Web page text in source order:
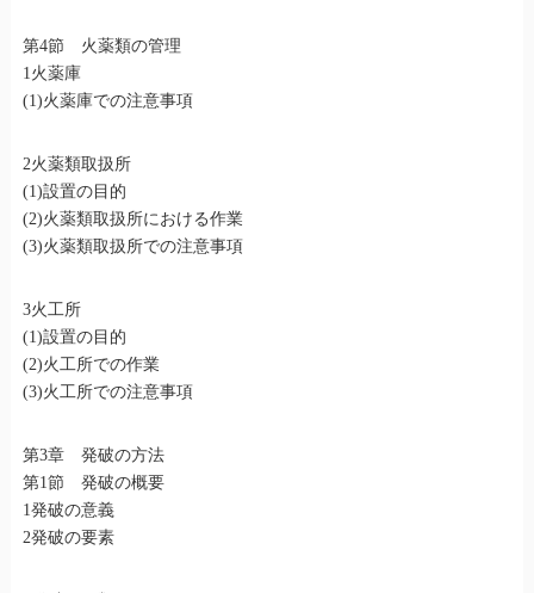
第4節 火薬類の管理
1火薬庫
(1)火薬庫での注意事項
2火薬類取扱所
(1)設置の目的
(2)火薬類取扱所における作業
(3)火薬類取扱所での注意事項
3火工所
(1)設置の目的
(2)火工所での作業
(3)火工所での注意事項
第3章 発破の方法
第1節 発破の概要
1発破の意義
2発破の要素